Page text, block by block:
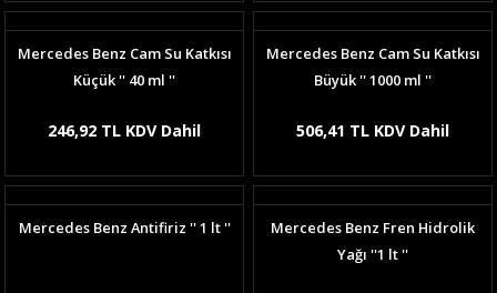
Mercedes Benz Cam Su Katkısı
Küçük '' 40 ml ''
246,92 TL KDV Dahil
Mercedes Benz Cam Su Katkısı
Büyük '' 1000 ml ''
506,41 TL KDV Dahil
Mercedes Benz Antifiriz '' 1 lt ''
Mercedes Benz Fren Hidrolik
Yağı ''1 lt ''